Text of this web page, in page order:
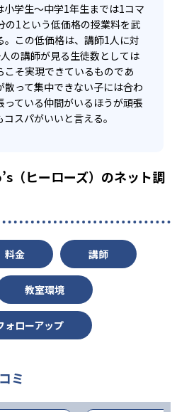
成績保証対象。絶対的に点数
こその保証となっている。
ることができる
がある人でも、通いたい時間を
希望の時間に通えるので、自
ストが受けられる
きる。このオリジナル学力模試
適な学習カリキュラムを作成
図ることも可能。
学生〜中学1年生までは1コマ
の1という低価格の授業料を武
この低価格は、講師1人に対
の講師が見る生徒数としては
そ実現できているものであ
って集中できない子には合わ
ている仲間がいるほうが頑張
スパがいいと言える。
（ヒーローズ）のネット調
料金 講師
教室環境
ォローアップ
ミ